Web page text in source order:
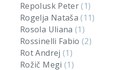
Repolusk Peter(1)
Rogelja Nataša(11)
Rosola Uliana(1)
Rossinelli Fabio(2)
Rot Andrej (1)
Rožič Megi (1)